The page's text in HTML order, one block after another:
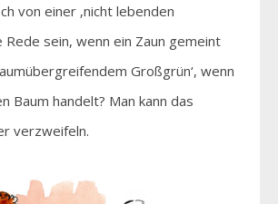
von einer ‚nicht lebenden
Rede sein, wenn ein Zaun gemeint
Großgrün‘, wenn
Baum handelt? Man kann das
verzweifeln.